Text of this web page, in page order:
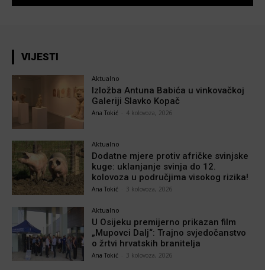
VIJESTI
Aktualno
Izložba Antuna Babića u vinkovačkoj
Galeriji Slavko Kopač
Ana Tokić 4 kolovoza, 2026
Aktualno
Dodatne mjere protiv afričke svinjske
kuge: uklanjanje svinja do 12.
kolovoza u područjima visokog rizika!
Ana Tokić 3 kolovoza, 2026
Aktualno
U Osijeku premijerno prikazan film
„Mupovci Dalj“: Trajno svjedočanstvo
o žrtvi hrvatskih branitelja
Ana Tokić 3 kolovoza, 2026